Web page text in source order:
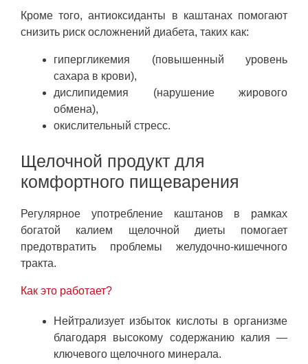
Кроме того, антиоксиданты в каштанах помогают
снизить риск осложнений диабета, таких как:
гипергликемия (повышенный уровень
сахара в крови),
дислипидемия (нарушение жирового
обмена),
окислительный стресс.
Щелочной продукт для
комфортного пищеварения
Регулярное употребление каштанов в рамках
богатой калием щелочной диеты помогает
предотвратить проблемы желудочно-кишечного
тракта.
Как это работает?
Нейтрализует избыток кислоты в организме
благодаря высокому содержанию калия —
ключевого щелочного минерала.